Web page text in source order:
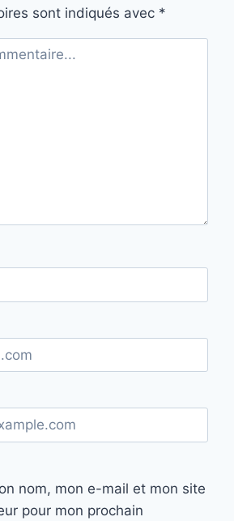
sont indiqués avec *
nom, mon e-mail et mon site
pour mon prochain